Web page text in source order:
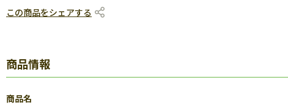
この商品をシェアする
商品情報
商品名